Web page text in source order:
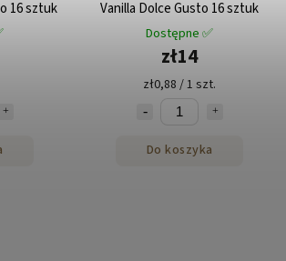
16 sztuk
Vanilla Dolce Gusto 16 sztuk
Dostępne ✅
zł14
zł0,88 / 1 szt.
Do koszyka